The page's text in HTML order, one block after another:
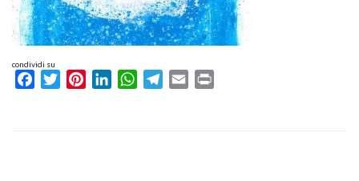
condividi su
FacebookTwitterPinterestLinkedInWhatsAppTelegram
Email